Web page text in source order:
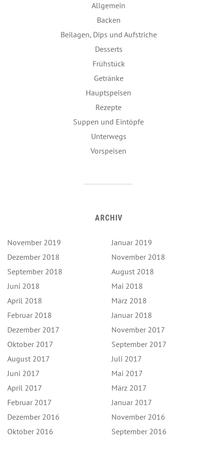
Allgemein
Backen
Beilagen, Dips und Aufstriche
Desserts
Frühstück
Getränke
Hauptspeisen
Rezepte
Suppen und Eintöpfe
Unterwegs
Vorspeisen
ARCHIV
November 2019
Januar 2019
Dezember 2018
November 2018
September 2018
August 2018
Juni 2018
Mai 2018
April 2018
März 2018
Februar 2018
Januar 2018
Dezember 2017
November 2017
Oktober 2017
September 2017
August 2017
Juli 2017
Juni 2017
Mai 2017
April 2017
März 2017
Februar 2017
Januar 2017
Dezember 2016
November 2016
Oktober 2016
September 2016